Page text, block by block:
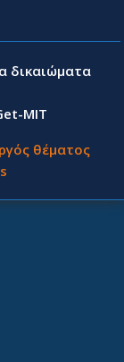
δικαιώματα
MIT
θέματος